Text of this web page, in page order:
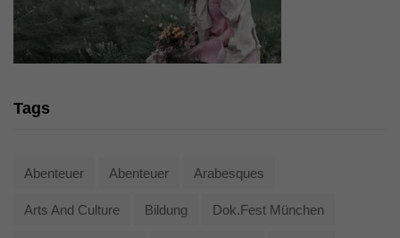
Tags
Abenteuer Abenteuer Arabesques
Arts And Culture Bildung Dok.fest München